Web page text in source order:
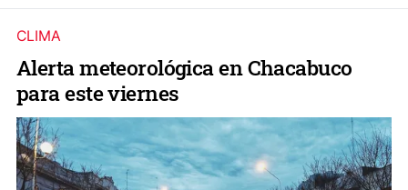
CLIMA
Alerta meteorológica en Chacabuco
para este viernes